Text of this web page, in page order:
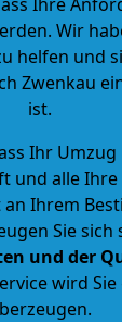
Wir
helfen und
Zwenkau
ist.
Ihr Umzug
und alle Ihre
an Ihrem
Sie sich
und der
wird